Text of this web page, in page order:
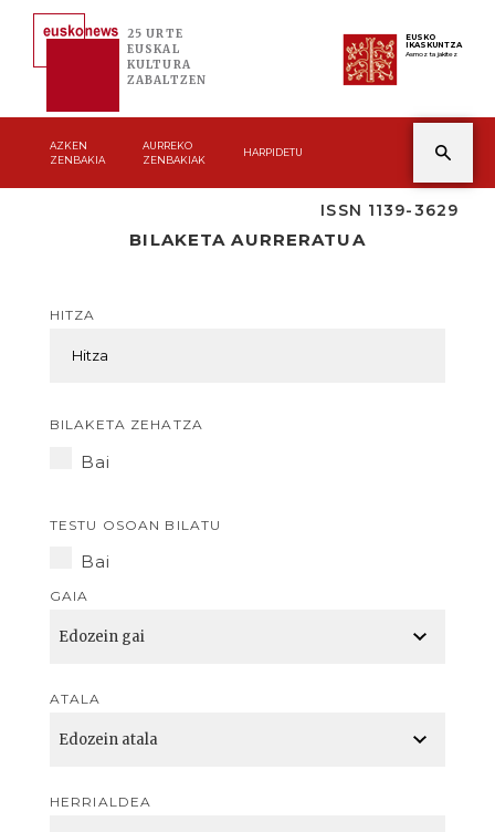
25 URTE
EUSKAL
KULTURA
ZABALTZEN
EUSKO
IKASKUNTZA
Asmoz ta jakitez
AZKEN
ZENBAKIA
AURREKO
ZENBAKIAK
HARPIDETU
ISSN 1139-3629
BILAKETA AURRERATUA
HITZA
BILAKETA ZEHATZA
Bai
TESTU OSOAN BILATU
Bai
GAIA
ATALA
HERRIALDEA